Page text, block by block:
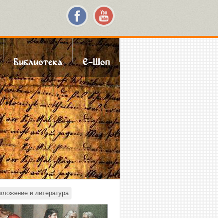
Библиотека Е-Шоп
и литература